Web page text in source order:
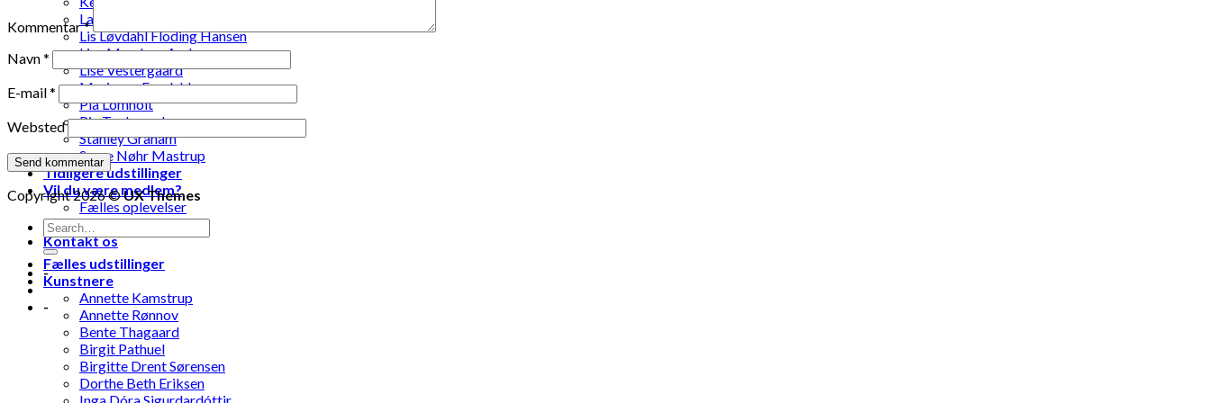
Laila Ohlin Gringer
Lis Løvdahl Floding Hansen
Lise Mandrup Andreassen
Lise Vestergaard
Marianne Engdahl
Pia Lomholt
Pia Teglgaard
Stanley Graham
Susse Nøhr Mastrup
Tidligere udstillinger
Vil du være medlem?
Fælles oplevelser
Fælles aktiviteter
Kontakt os
-
-
Kommentar*
Navn*
E-mail*
Websted
Copyright 2026 ©UX Themes
Fælles udstillinger
Kunstnere
Annette Kamstrup
Annette Rønnov
Bente Thagaard
Birgit Pathuel
Birgitte Drent Sørensen
Dorthe Beth Eriksen